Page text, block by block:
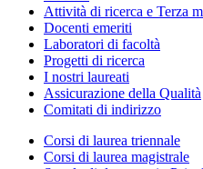
Attività di ricerca e Terza
Docenti emeriti
Laboratori di facoltà
Progetti di ricerca
I nostri laureati
Assicurazione della Qualità
Comitati di indirizzo
Corsi di laurea triennale
Corsi di laurea magistrale